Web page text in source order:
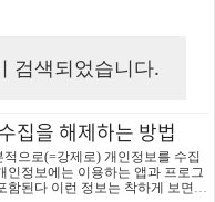
검색되었습니다.
집을 해제하는 방법
으로(=강제로) 개인정보를 수집
인정보에는 이용하는 앱과 프로그
함된다 이런 정보는 착하게 보면